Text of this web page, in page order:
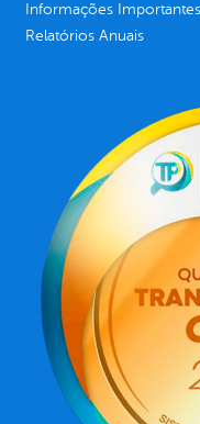
Informações Importantes
Relatórios Anuais